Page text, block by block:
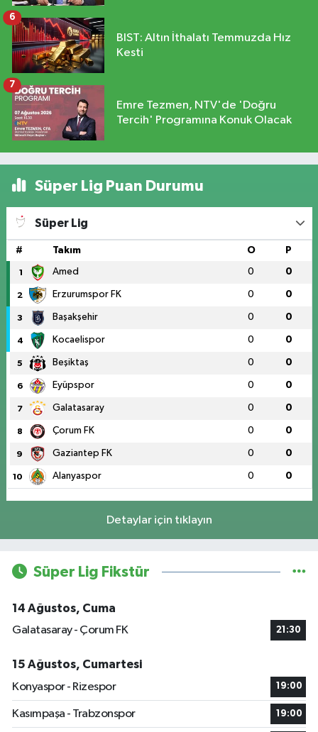
BIST: Altın İthalatı Temmuzda Hız
Kesti
6
Emre Tezmen, NTV'de 'Doğru
Tercih' Programına Konuk Olacak
7
Süper Lig Puan Durumu
Süper Lig
# Takım O P
1 Amed 0 0
2 Erzurumspor FK 0 0
3 Başakşehir 0 0
4 Kocaelispor 0 0
5 Beşiktaş 0 0
6 Eyüpspor 0 0
7 Galatasaray 0 0
8 Çorum FK 0 0
9 Gaziantep FK 0 0
10 Alanyaspor 0 0
Detaylar için tıklayın
Süper Lig Fikstür
14 Ağustos, Cuma
Galatasaray - Çorum FK
21:30
15 Ağustos, Cumartesi
Konyaspor - Rizespor
19:00
Kasımpaşa - Trabzonspor 19:00